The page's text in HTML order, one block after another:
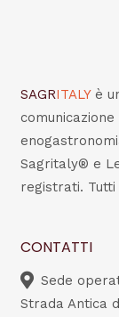
SAGRITALY è
Sagritaly® e
registrati.
CONTATTI
Sede
Strada Antica